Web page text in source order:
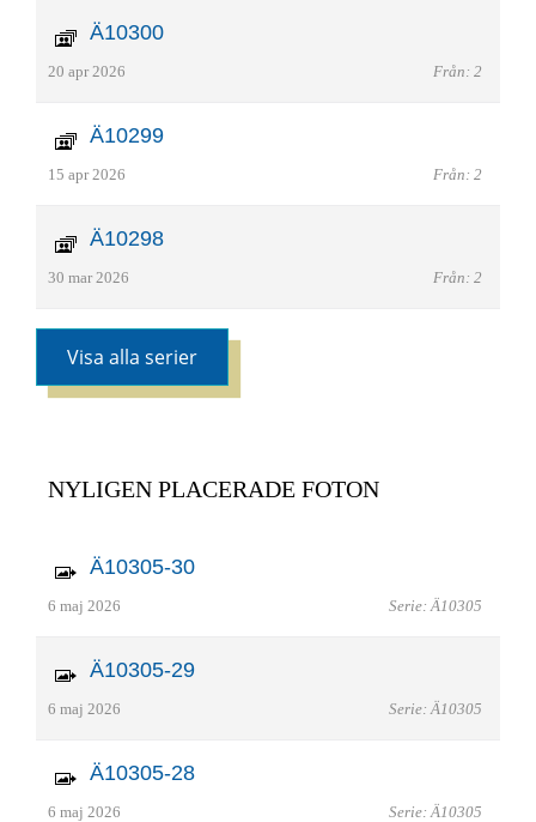
Ä10300
20 apr 2026 Från: 2
Ä10299
15 apr 2026 Från: 2
Ä10298
30 mar 2026 Från: 2
Visa alla serier
NYLIGEN PLACERADE FOTON
Ä10305-30
6 maj 2026 Serie: Ä10305
Ä10305-29
6 maj 2026 Serie: Ä10305
Ä10305-28
6 maj 2026 Serie: Ä10305